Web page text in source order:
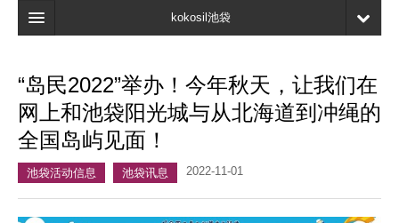
kokosil池袋
地图
最新信息
口碑
我的页面
“岛民2022”举办！今年秋天，让我们在
网上和池袋阳光城与从北海道到冲绳的
全国岛屿见面！
池袋活动信息 池袋讯息 2022-11-01